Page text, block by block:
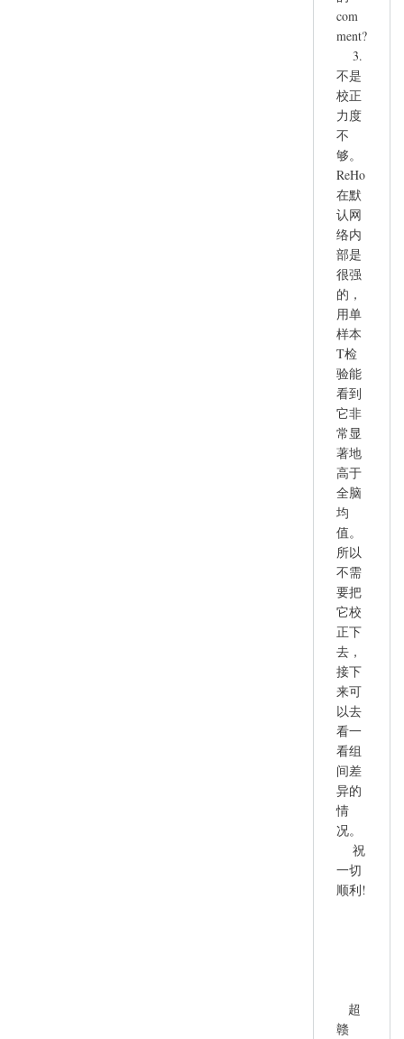
com
ment?
3.
不是
校正
力度
不
够。
ReHo
在默
认网
络内
部是
很强
的，
用单
样本
T检
验能
看到
它非
常显
著地
高于
全脑
均
值。
所以
不需
要把
它校
正下
去，
接下
来可
以去
看一
看组
间差
异的
情
况。
祝
一切
顺利!
超
赣